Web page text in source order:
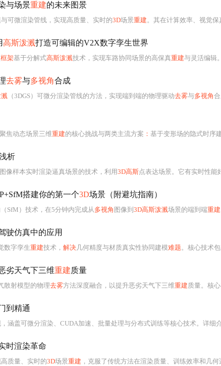
与场景重建的未来图景
可微渲染管线，实现高质量、实时的3D场景重建。其在计算效率、视觉保真度和多设备兼容性方面
高斯泼溅打造可编辑的V2X数字孪生世界
框架基于分解式高斯泼溅技术，实现车路协同场景的高保真重建与灵活编辑。结合
去雾与多视角合成
（3DGS）可微分渲染管线的方法，实现端到端的物理驱动去雾与多视角
焦动态场景三维重建的核心挑战与两类主流方案 ： 基于变形场的隐式时序
析
像样本实时渲染逼真场景的技术，利用3D高斯点表达场景。它有实时性能好、渲染质量高、显存效率高
搭建你的第一个3D场景（附避坑指南）
SfM）技术，在5分钟内完成从多视角 图像到 3D高斯泼溅场景的端到端重建
驶仿真中的应用
数字孪生重建技术， 解决几何精度与材质真实性协同建模难题。核心技术
劣天气下三维重建质量
散射模型的物理去雾方法深度融合，以提升恶劣天气下三维重建质量。核
到精通
微分渲染、CUDA加速、批量处理与分布式训练等核心技术。详细介绍了环境搭建、性能调优及视觉质
时渲染革命
质量、实时的3D场景重建 ，克服了传统方法在渲染质量、训练效率和几何适应性方面的局限。该技术融合深度学习与图形学，适用于文化遗